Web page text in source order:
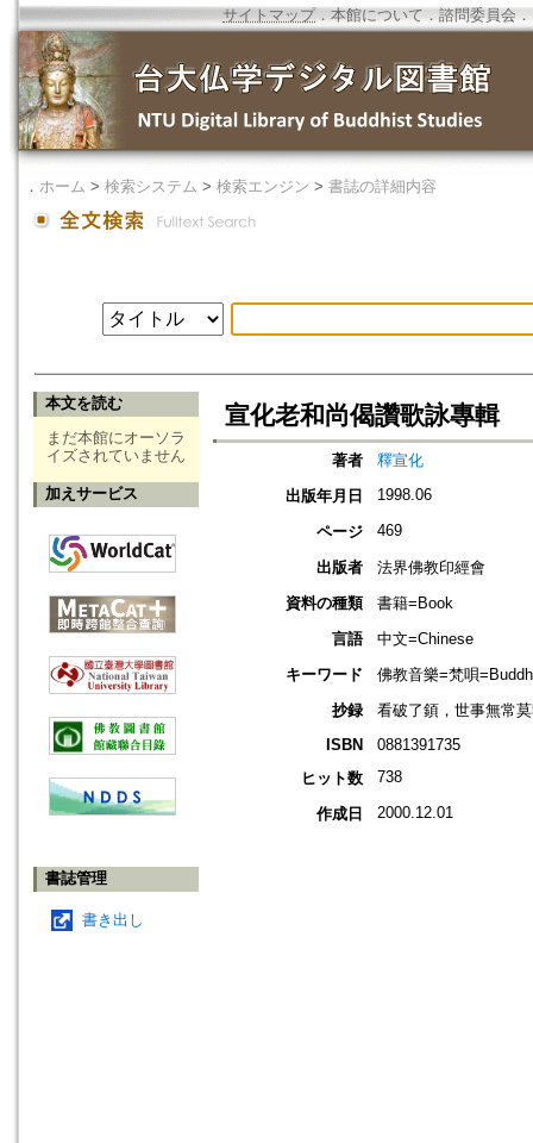
サイトマップ．本館について ． 諮問委員会 ．
． ホーム > 検索システム > 検索エンジン > 書誌の詳細内容
本文を読む
まだ本館にオーソラ
イズされていません
加えサービス
書誌管理
書き出し
宣化老和尚偈讚歌詠專輯
著者
釋宣化
出版年月日
1998.06
ページ 469
出版者
法界佛教印經會
資料の種類
書籍=Book
言語
中文=Chinese
キーワード
佛教音樂=梵唄
抄録
看破了顉，世事無常
ISBN
0881391735
ヒット数
738
作成日 2000.12.01